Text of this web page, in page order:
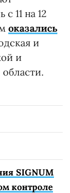
11 на 12
оказались
и
и
SIGNUM
контроле